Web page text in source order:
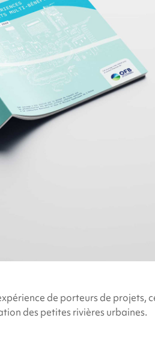
de porteurs de projets,
des petites rivières urbaines.